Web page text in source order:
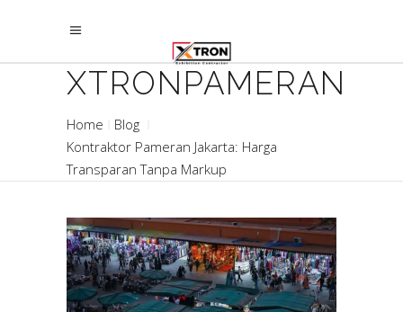
XTRONPAMERAN
Home
Blog
Kontraktor Pameran Jakarta: Harga
Transparan Tanpa Markup